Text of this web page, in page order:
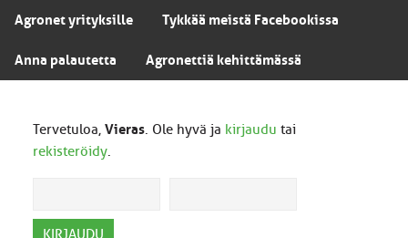
Agronet yrityksille Tykkää meistä Facebookissa
Anna palautetta Agronettiä kehittämässä
Tervetuloa, Vieras. Ole hyvä ja kirjaudu tai
rekisteröidy.